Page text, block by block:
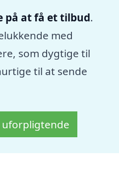
på at få et tilbud.
med
som dygtige til
til at sende
uforpligtende